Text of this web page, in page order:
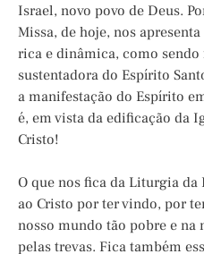
Israel, novo povo de Deus.
Missa, de hoje, nos
rica e dinâmica, como
sustentadora do Espírito
a manifestação do Espírito
é, em vista da edificação da
Cristo!
O que nos fica da Liturgia da
ao Cristo por ter vindo, por
nosso mundo tão pobre e na
pelas trevas. Fica também